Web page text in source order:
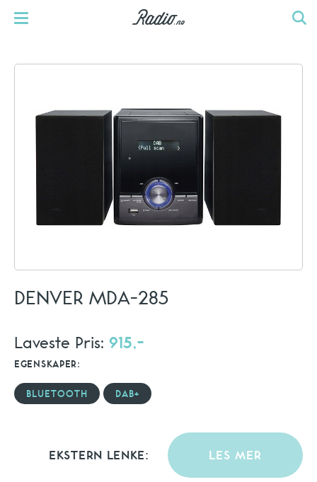
DENVER MDA-285
Laveste Pris: 915,-
EGENSKAPER:
BLUETOOTH DAB+
EKSTERN LENKE: LES MER